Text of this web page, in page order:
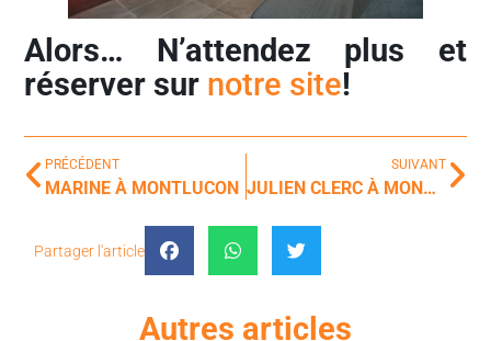
Alors… N’attendez plus et
réserver sur notre site!
PRÉCÉDENT
MARINE À MONTLUCON
SUIVANT
JULIEN CLERC À MONTLUCON
Partager l'article
Autres articles